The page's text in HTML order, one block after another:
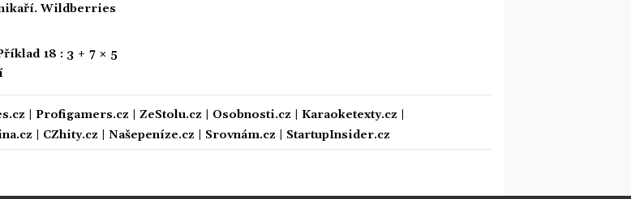
Wildberries
18 : 3 + 7 × 5
Profigamers.cz ZeStolu.cz Osobnosti.cz Karaoketexty.cz
CZhity.cz Našepeníze.cz Srovnám.cz StartupInsider.cz